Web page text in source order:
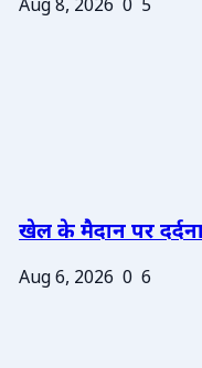
Aug 8, 2026 0 5
खेल के मैदान पर
Aug 6, 2026 0 6